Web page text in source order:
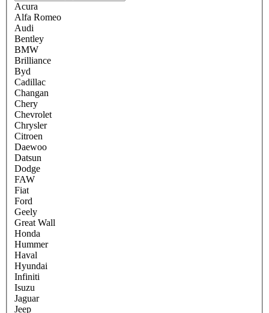
Acura
Alfa Romeo
Audi
Bentley
BMW
Brilliance
Byd
Cadillac
Changan
Chery
Chevrolet
Chrysler
Citroen
Daewoo
Datsun
Dodge
FAW
Fiat
Ford
Geely
Great Wall
Honda
Hummer
Haval
Hyundai
Infiniti
Isuzu
Jaguar
Jeep